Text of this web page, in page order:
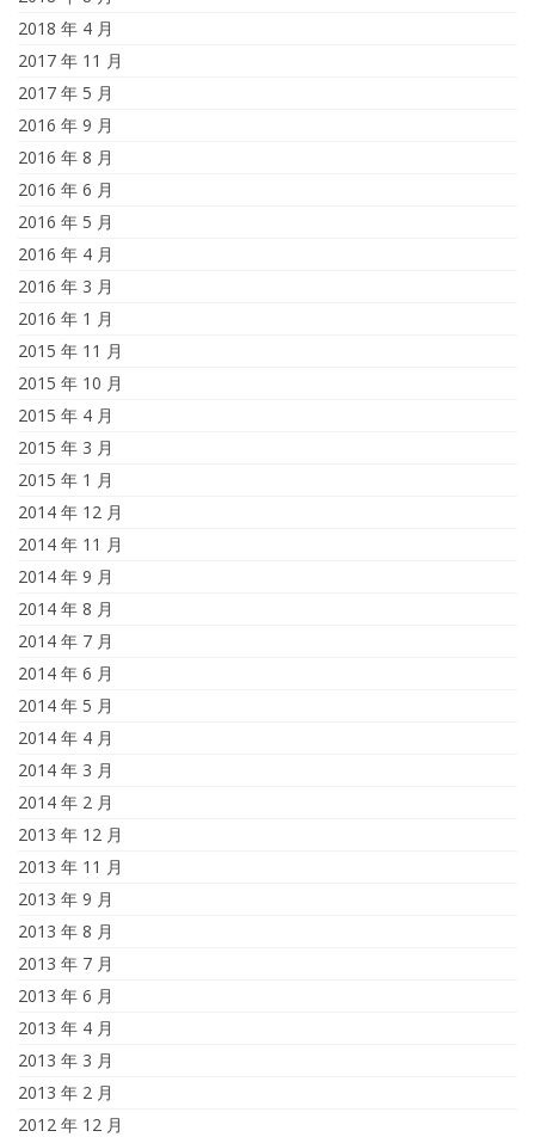
2018 年 4 月
2017 年 11 月
2017 年 5 月
2016 年 9 月
2016 年 8 月
2016 年 6 月
2016 年 5 月
2016 年 4 月
2016 年 3 月
2016 年 1 月
2015 年 11 月
2015 年 10 月
2015 年 4 月
2015 年 3 月
2015 年 1 月
2014 年 12 月
2014 年 11 月
2014 年 9 月
2014 年 8 月
2014 年 7 月
2014 年 6 月
2014 年 5 月
2014 年 4 月
2014 年 3 月
2014 年 2 月
2013 年 12 月
2013 年 11 月
2013 年 9 月
2013 年 8 月
2013 年 7 月
2013 年 6 月
2013 年 4 月
2013 年 3 月
2013 年 2 月
2012 年 12 月